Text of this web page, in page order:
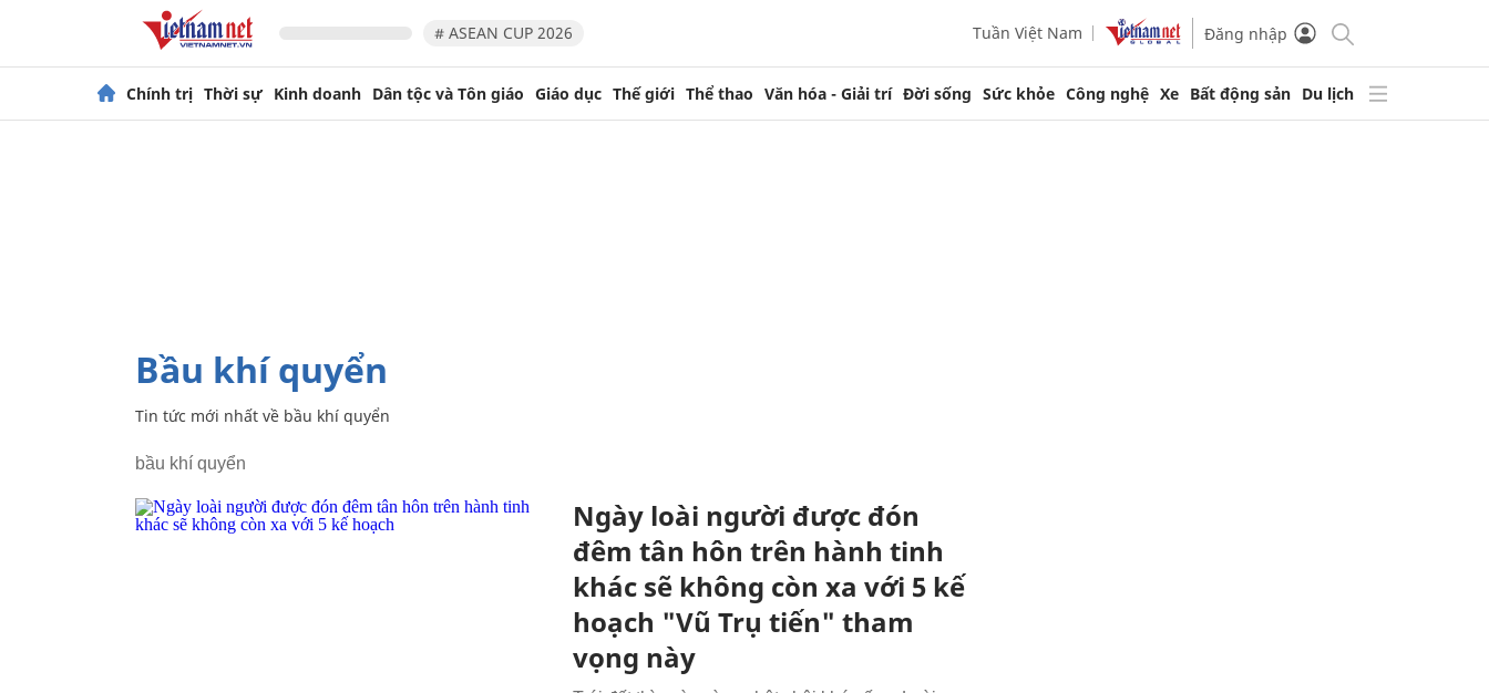
# ASEAN CUP 2026 Tuần Việt Nam Đăng nhập
Chính trị Thời sự Kinh doanh Dân tộc và Tôn giáo Giáo dục Thế giới Thể thao Văn hóa - Giải trí Đời sống Sức khỏe Công nghệ Xe Bất động sản Du lịch
bầu khí quyển
Tin tức mới nhất về bầu khí quyển
bầu khí quyển
Ngày loài người được đón
đêm tân hôn trên hành tinh
khác sẽ không còn xa với 5 kế
hoạch "Vũ Trụ tiến" tham
vọng này